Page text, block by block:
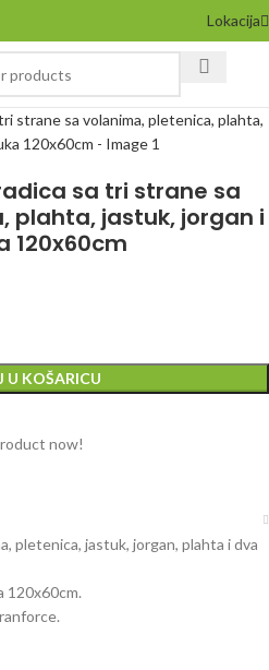
Lokacija
sa tri strane sa
plahta, jastuk, jorgan i
120x60cm
U KOŠARICU
now!
pletenica, jastuk, jorgan, plahta i dva
120x60cm.